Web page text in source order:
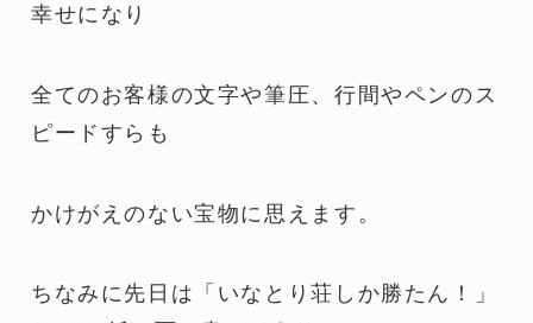
幸せになり
全てのお客様の文字や筆圧、行間やペンのス
ピードすらも
かけがえのない宝物に思えます。
ちなみに先日は「いなとり荘しか勝たん！」